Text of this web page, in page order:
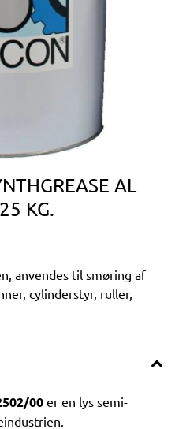
AL
KG.
anvendes til smøring af
cylinderstyr, ruller,
00 er en lys semi-